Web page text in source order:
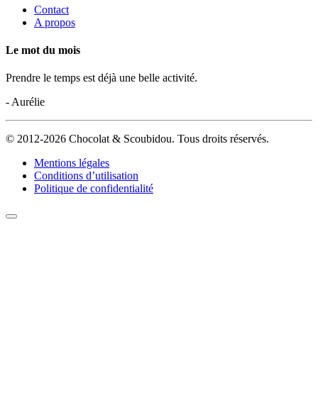
Contact
A propos
Le mot du mois
Prendre le temps est déjà une belle activité.
- Aurélie
© 2012-2026 Chocolat & Scoubidou. Tous droits réservés.
Mentions légales
Conditions d’utilisation
Politique de confidentialité